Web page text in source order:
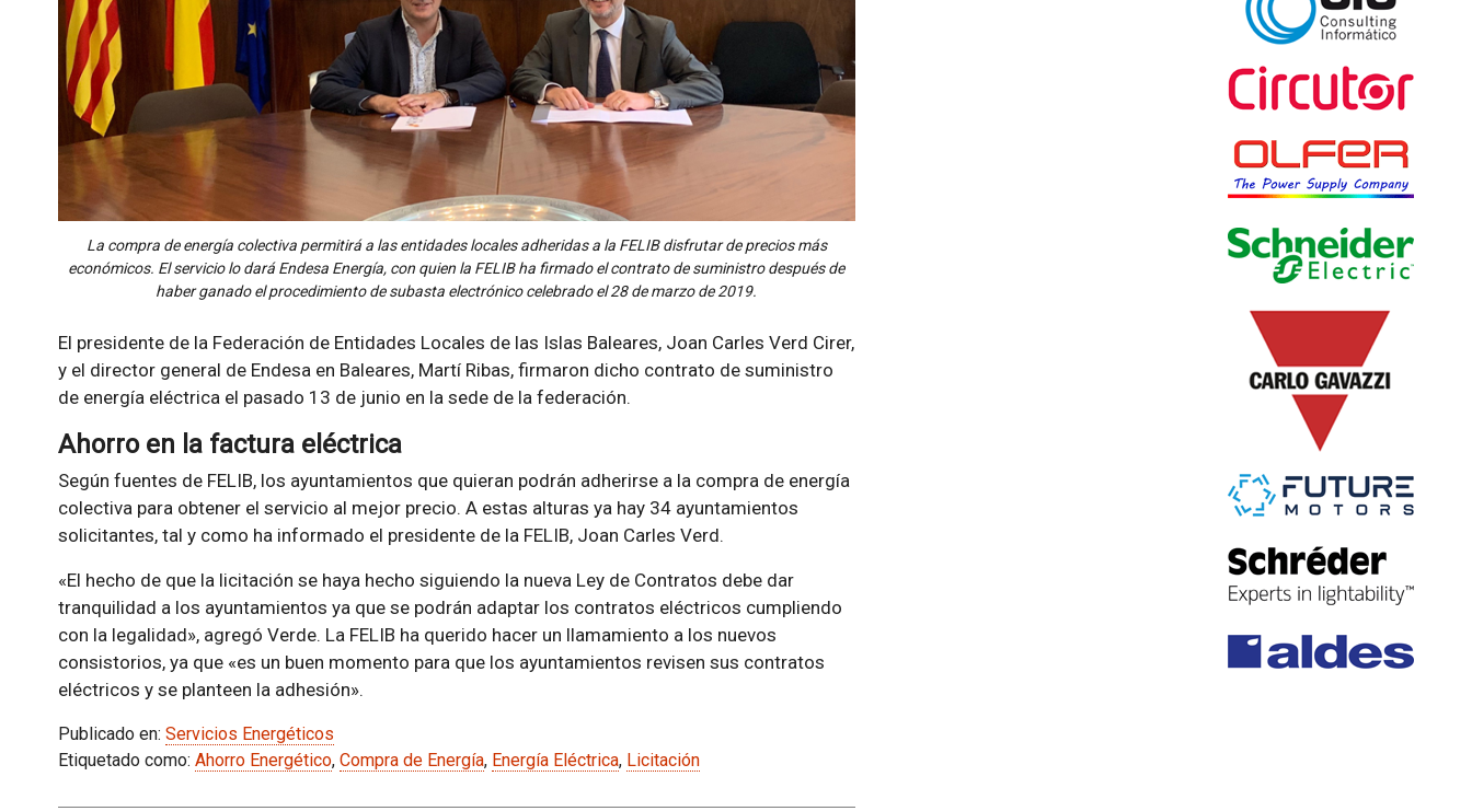
La compra de energía colectiva permitirá a las entidades locales adheridas a la FELIB disfrutar de precios más
económicos. El servicio lo dará Endesa Energía, con quien la FELIB ha firmado el contrato de suministro después de
haber ganado el procedimiento de subasta electrónico celebrado el 28 de marzo de 2019.
El presidente de la Federación de Entidades Locales de las Islas Baleares, Joan Carles Verd Cirer,
y el director general de Endesa en Baleares, Martí Ribas, firmaron dicho contrato de suministro
de energía eléctrica el pasado 13 de junio en la sede de la federación.
Ahorro en la factura eléctrica
Según fuentes de FELIB, los ayuntamientos que quieran podrán adherirse a la compra de energía
colectiva para obtener el servicio al mejor precio. A estas alturas ya hay 34 ayuntamientos
solicitantes, tal y como ha informado el presidente de la FELIB, Joan Carles Verd.
«El hecho de que la licitación se haya hecho siguiendo la nueva Ley de Contratos debe dar
tranquilidad a los ayuntamientos ya que se podrán adaptar los contratos eléctricos cumpliendo
con la legalidad», agregó Verde. La FELIB ha querido hacer un llamamiento a los nuevos
consistorios, ya que «es un buen momento para que los ayuntamientos revisen sus contratos
eléctricos y se planteen la adhesión».
Publicado en: Servicios Energéticos
Etiquetado como: Ahorro Energético, Compra de Energía, Energía Eléctrica, Licitación